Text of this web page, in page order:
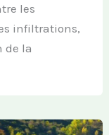
les
infiltrations,
de la